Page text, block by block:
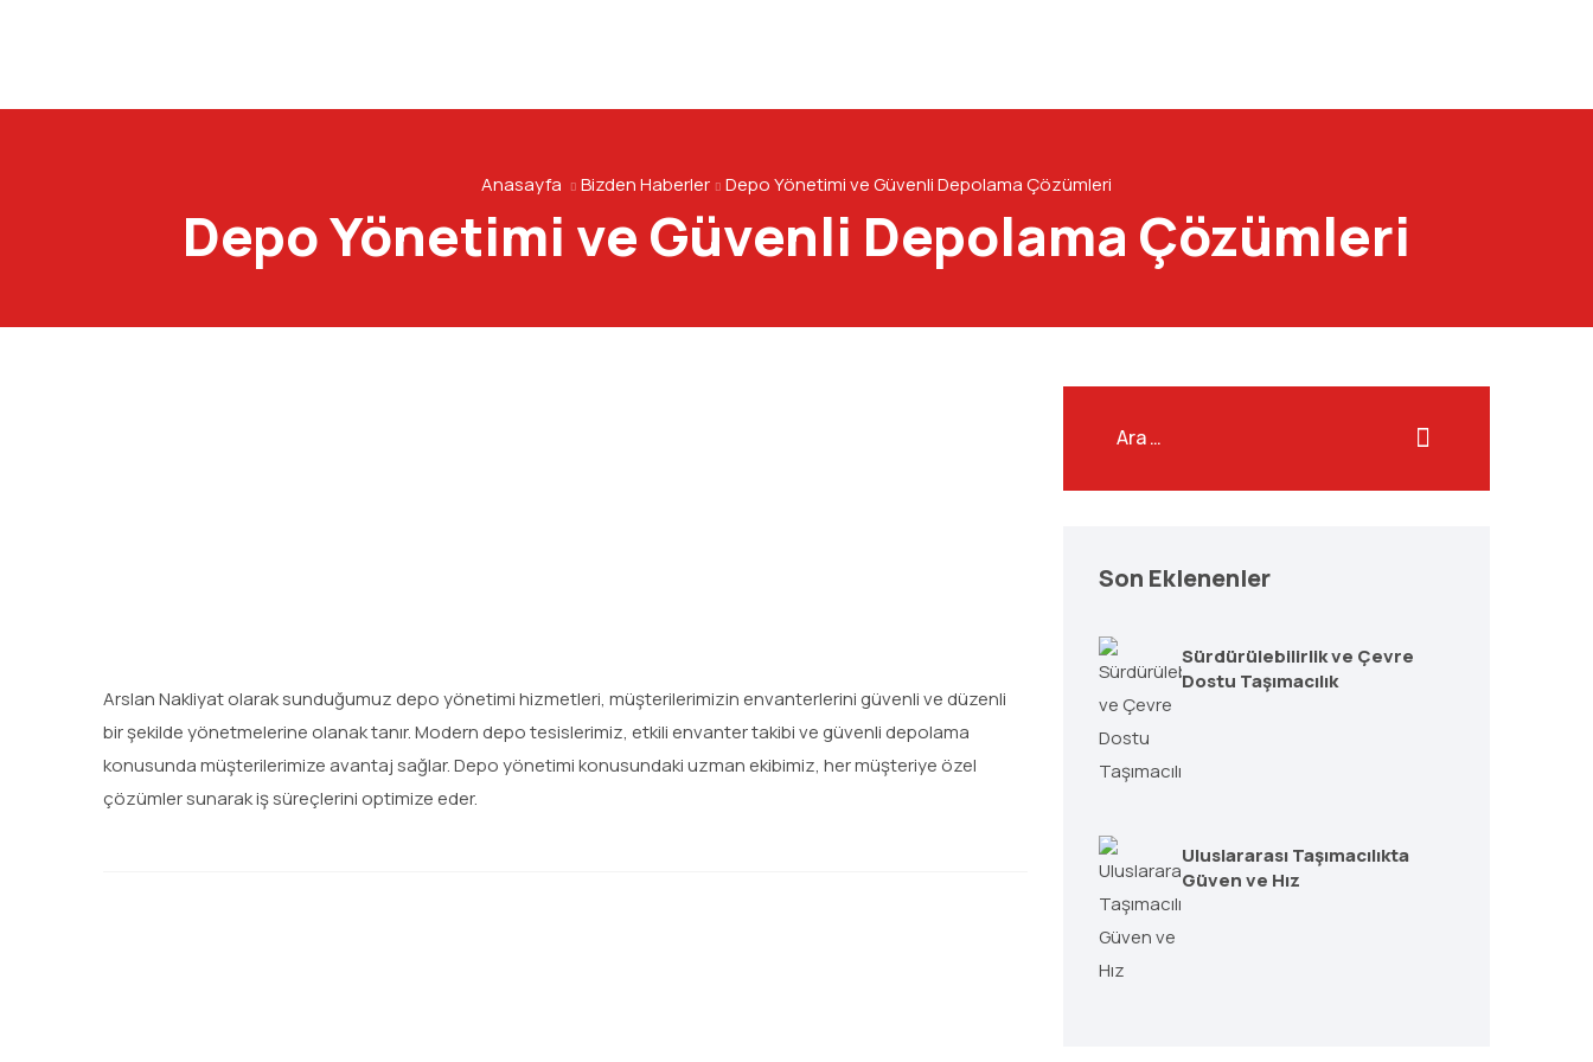
Anasayfa Bizden Haberler Depo Yönetimi ve Güvenli Depolama Çözümleri
Depo Yönetimi ve Güvenli Depolama Çözümleri
Arslan Nakliyat olarak sunduğumuz depo yönetimi hizmetleri, müşterilerimizin envanterlerini güvenli ve düzenli
bir şekilde yönetmelerine olanak tanır. Modern depo tesislerimiz, etkili envanter takibi ve güvenli depolama
konusunda müşterilerimize avantaj sağlar. Depo yönetimi konusundaki uzman ekibimiz, her müşteriye özel
çözümler sunarak iş süreçlerini optimize eder.
Son Eklenenler
Sürdürülebilirlik ve Çevre
Dostu Taşımacılık
Uluslararası Taşımacılıkta
Güven ve Hız